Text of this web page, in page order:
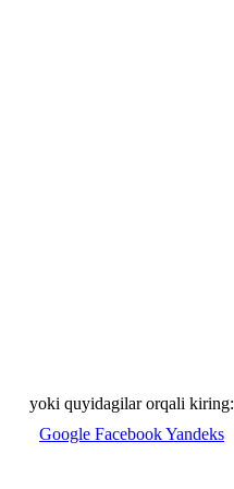
yoki quyidagilar orqali kiring:
Google FacebookYandeks